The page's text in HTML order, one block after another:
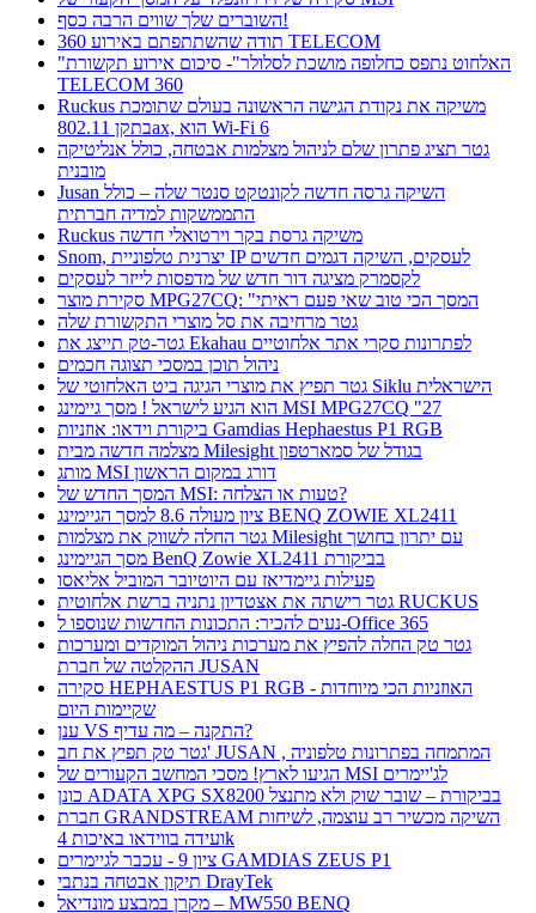
השוברים שלך שווים הרבה כסף!
תודה שהשתתפתם באירוע 360 TELECOM
"האלחוט נתפס כחלופה מושכת לסלולר"- סיכום אירוע תקשורת
TELECOM 360
Ruckus משיקה את נקודת הגישה הראשונה בעולם שתומכת
בתקן 802.11ax, הוא Wi-Fi 6
גטר תציג פתרון שלם לניהול מצלמות אבטחה, כולל אנליטיקה
מובנית
Jusan השיקה גרסה חדשה לקונטקט סנטר שלה – כולל
התממשקות למדיה חברתית
Ruckus משיקה גרסת בקר וירטואלי חדשה
Snom, יצרנית טלפוניית IP לעסקים, השיקה דגמים חדשים
לקסמרק מציגה דור חדש של מדפסות לייזר לעסקים
סקירת מוצר MPG27CQ: "המסך הכי טוב שאי פעם ראיתי
גטר מרחיבה את סל מוצרי התקשורת שלה
גטר-טק תייצג את Ekahau לפתרונות סקרי אתר אלחוטיים
ניהול תוכן במסכי תצוגה חכמים
גטר תפיץ את מוצרי הגיגה ביט האלחוטי של Siklu הישראלית
הוא הגיע לישראל ! מסך גיימינג MSI MPG27CQ "27
ביקורת וידאו: אוזניות Gamdias Hephaestus P1 RGB
מצלמה חדשה מבית Milesight בגודל של סמארטפון
מותג MSI דורג במקום הראשון
המסך החדש של MSI: טעות או הצלחה?
ציון מעולה 8.6 למסך הגיימינג BENQ ZOWIE XL2411
גטר החלה לשווק את מצלמות Milesight עם יתרון בחושך
מסך הגיימינג BenQ Zowie XL2411 בביקורת
פעילות גיימדיאז עם היוטיובר המוביל אליאסו
גטר רישתה את אצטדיון נתניה ברשת אלחוטית RUCKUS
נעים להכיר: התכונות החדשות שנוספו ל-Office 365
גטר טק החלה להפיץ את מערכות ניהול המוקדים ומערכות
ההקלטה של חברת JUSAN
סקירה HEPHAESTUS P1 RGB - האוזניות הכי מיוחדות
שקיימות היום
ענן VS התקנה – מה עדיף?
גטר טק תפיץ את חב' JUSAN , המתמחה בפתרונות טלפוניה
הגיעו לארץ! מסכי המחשב הקעורים של MSI לג'יימרים
כונן ADATA XPG SX8200 בביקורת – שובר שוק ולא מתנצל
חברת GRANDSTREAM השיקה מכשיר רב עוצמה, לשיחות
ועידה בווידאו באיכות 4k
ציון 9 - עכבר לגיימרים GAMDIAS ZEUS P1
תיקון אבטחה בנתבי DrayTek
מקרן במבצע מונדיאל – MW550 BENQ